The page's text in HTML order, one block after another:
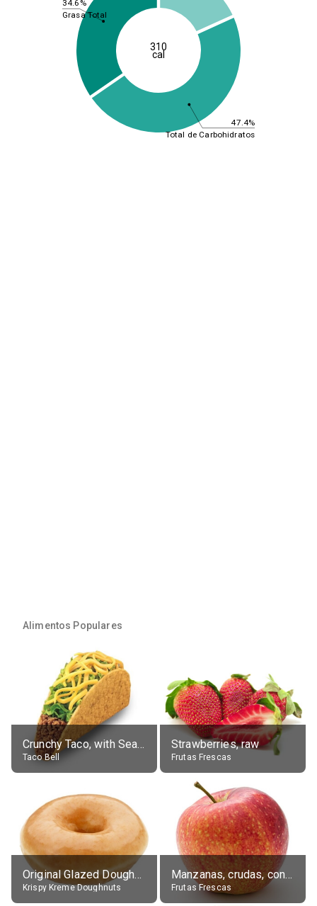
47.4%
34.6%
Total de Carbohidratos
Grasa Total
310
cal
Alimentos Populares
Crunchy Taco, with Seasoned Beef
Taco Bell
Strawberries, raw
Frutas Frescas
Original Glazed Doughnut
Krispy Kreme Doughnuts
Manzanas, crudas, con piel
Frutas Frescas